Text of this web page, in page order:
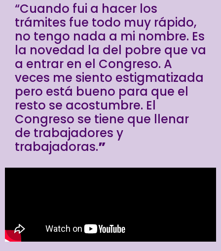
“Cuando fui a hacer los
trámites fue todo muy rápido,
no tengo nada a mi nombre. Es
la novedad la del pobre que va
a entrar en el Congreso. A
veces me siento estigmatizada
pero está bueno para que el
resto se acostumbre. El
Congreso se tiene que llenar
de trabajadores y
trabajadoras.”